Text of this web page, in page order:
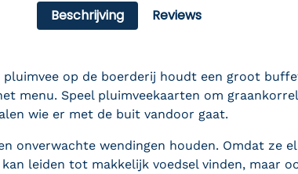
Beschrijving Reviews
op de boerderij houdt een groot
menu. Speel pluimveekaarten om
wie er met de buit vandoor gaat.
onverwachte wendingen houden. Omdat ze
leiden tot makkelijk voedsel vinden, maar